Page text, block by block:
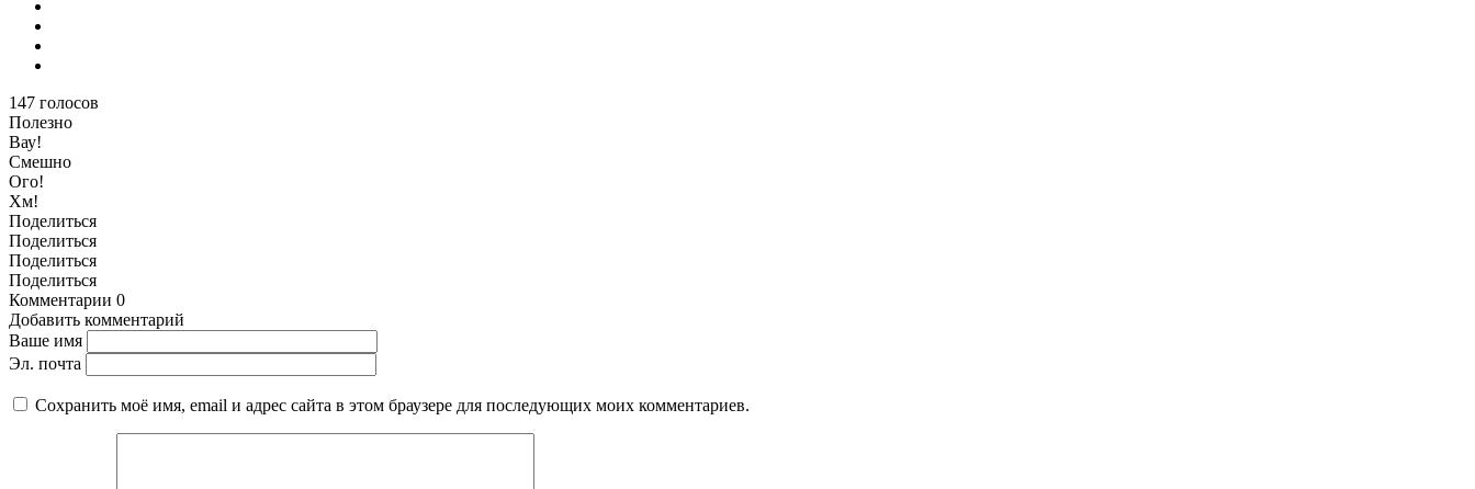
147 голосов
Полезно
Вау!
Смешно
Ого!
Хм!
Поделиться
Поделиться
Поделиться
Поделиться
Комментарии 0
Добавить комментарий
Ваше имя
Эл. почта
Сохранить моё имя, email и адрес сайта в этом браузере для последующих моих комментариев.